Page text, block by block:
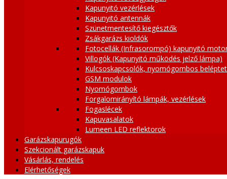
Kapunyitó vezérlések
Kapunyitó antennák
Szünetmentesítő kiegésztők
Zsákgarázs kioldók
Fotocellák (Infrasorompó) kapunyitó
Villogók (Kapunyitó működés jelző lámpa)
Kulcsoskapcsolók, nyomógombos
GSM modulok
Nyomógombok
Forgalomirányító lámpák, vezérlések
Fogaslécek
Kapuvasalatok
Lumeen LED reflektorok
Garázskapurugók
Szekcionált garázskapuk
Vásárlás, rendelés
Elérhetőségek